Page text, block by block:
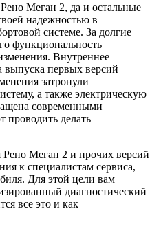
Меган 2, да и остальные
надежностью в
системе. За долгие
функциональность
Внутреннее
выпуска первых версий
затронули
а также электрическую
современными
проводить делать
Меган 2 и прочих версий
к специалистам сервиса,
Для этой цели вам
диагностический
все это и как